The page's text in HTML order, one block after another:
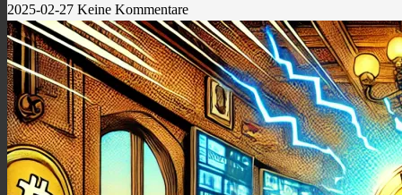
2025-02-27 Keine Kommentare